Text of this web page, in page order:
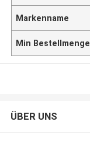
Markenname
Min Bestellmenge
ÜBER UNS